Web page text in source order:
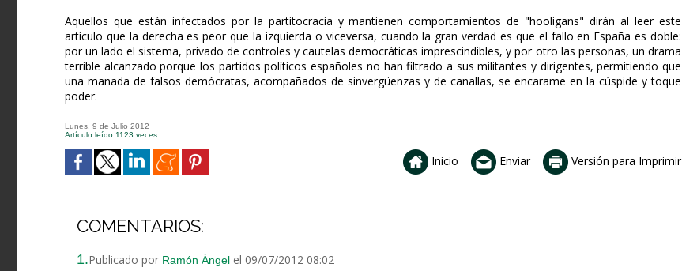
Aquellos que están infectados por la partitocracia y mantienen comportamientos de "hooligans" dirán al leer este
artículo que la derecha es peor que la izquierda o viceversa, cuando la gran verdad es que el fallo en España es doble:
por un lado el sistema, privado de controles y cautelas democráticas imprescindibles, y por otro las personas, un drama
terrible alcanzado porque los partidos políticos españoles no han filtrado a sus militantes y dirigentes, permitiendo que
una manada de falsos demócratas, acompañados de sinvergüenzas y de canallas, se encarame en la cúspide y toque
poder.
Lunes, 9 de Julio 2012
Artículo leído 1123 veces
Inicio Enviar Versión para Imprimir
COMENTARIOS:
1.Publicado por Ramón Ángel el 09/07/2012 08:02